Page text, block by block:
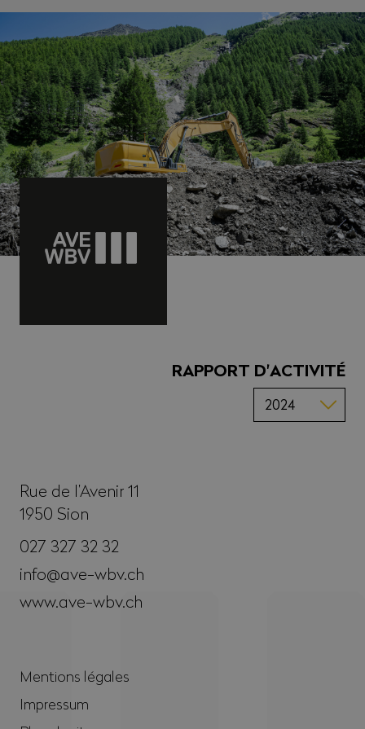
Rue de l’Avenir 11
1950 Sion
027 327 32 32
info@ave-wbv.ch
www.ave-wbv.ch
Mentions légales
Impressum
RAPPORT D'ACTIVITÉ